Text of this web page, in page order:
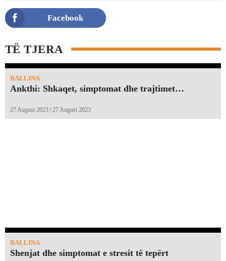
Facebook
TË TJERA
BALLINA
Ankthi: Shkaqet, simptomat dhe trajtimet…
27 August 2023 | 27 August 2023
BALLINA
Shenjat dhe simptomat e stresit të tepërt